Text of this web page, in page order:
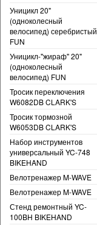
Уницикл 20"
(одноколесный
велосипед) серебристый
FUN
Уницикл-"жираф" 20"
(одноколесный
велосипед) FUN
Тросик переключения
W6082DB CLARK'S
Тросик тормозной
W6053DB CLARK'S
Набор инструментов
универсальный YC-748
BIKEHAND
Велотренажер M-WAVE
Велотренажер M-WAVE
Стенд ремонтный YC-
100BH BIKEHAND